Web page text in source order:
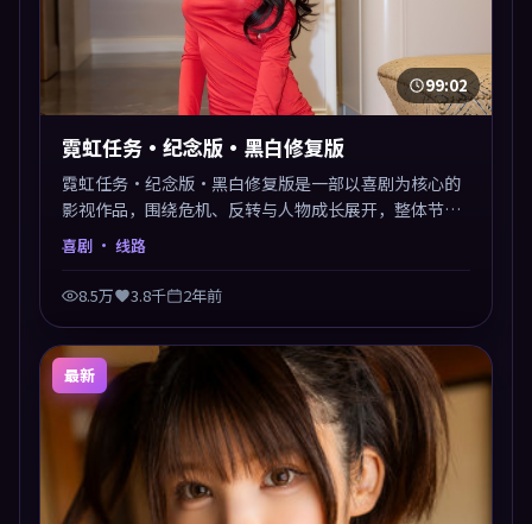
99:02
霓虹任务·纪念版·黑白修复版
霓虹任务·纪念版·黑白修复版是一部以喜剧为核心的
影视作品，围绕危机、反转与人物成长展开，整体节奏
紧凑，值得推荐观看。
喜剧 · 线路
8.5万 3.8千 2年前
最新